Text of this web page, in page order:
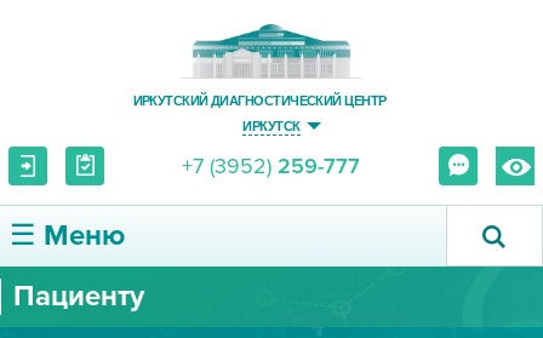
ИРКУТСКИЙ ДИАГНОСТИЧЕСКИЙ ЦЕНТР
ИРКУТСК
+7 (3952) 259-777
☰ Меню
О ЦЕНТРЕ
Пациенту